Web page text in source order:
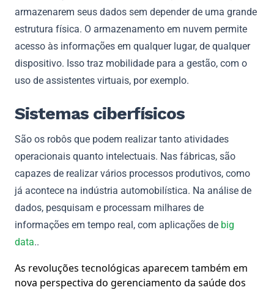
armazenarem seus dados sem depender de uma grande
estrutura física. O armazenamento em nuvem permite
acesso às informações em qualquer lugar, de qualquer
dispositivo. Isso traz mobilidade para a gestão, com o
uso de assistentes virtuais, por exemplo.
Sistemas ciberfísicos
São os robôs que podem realizar tanto atividades
operacionais quanto intelectuais. Nas fábricas, são
capazes de realizar vários processos produtivos, como
já acontece na indústria automobilística. Na análise de
dados, pesquisam e processam milhares de
informações em tempo real, com aplicações de big
data..
As revoluções tecnológicas aparecem também em
nova perspectiva do gerenciamento da saúde dos